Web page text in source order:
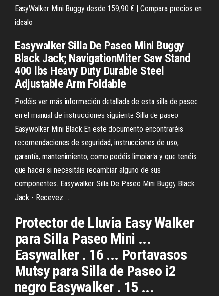
EasyWalker Mini Buggy desde 159,90 € | Compara precios en
idealo
Easywalker Silla De Paseo Mini Buggy
Black Jack; NavigationMiter Saw Stand
400 lbs Heavy Duty Durable Steel
Adjustable Arm Foldable
Podéis ver más información detallada de esta silla de paseo
en el manual de instrucciones siguiente Silla de paseo
Easywolker Mini Black.En este documento encontraréis
recomendaciones de seguridad, instrucciones de uso,
garantía, mantenimiento, como podéis limpiarla y que tenéis
que hacer si necesitáis recambiar alguno de sus
componentes. Easywalker Silla De Paseo Mini Buggy Black
Jack - Recevez ...
Protector de Lluvia Easy Walker
para Silla Paseo Mini ...
Easywalker . 16 ... Portavasos
Mutsy para Silla de Paseo i2
negro Easywalker . 15 ...